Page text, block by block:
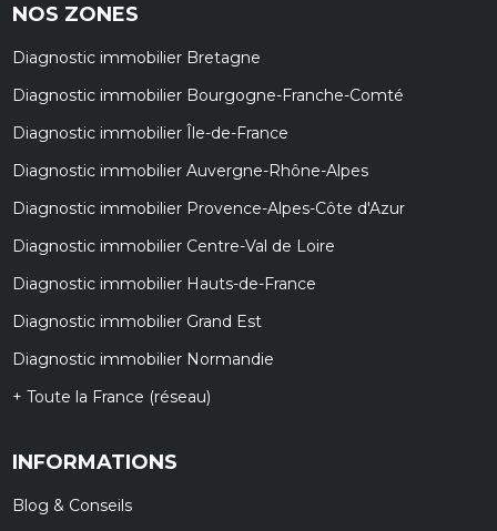
NOS ZONES
Diagnostic immobilier Bretagne
Diagnostic immobilier Bourgogne-Franche-Comté
Diagnostic immobilier Île-de-France
Diagnostic immobilier Auvergne-Rhône-Alpes
Diagnostic immobilier Provence-Alpes-Côte d'Azur
Diagnostic immobilier Centre-Val de Loire
Diagnostic immobilier Hauts-de-France
Diagnostic immobilier Grand Est
Diagnostic immobilier Normandie
+ Toute la France (réseau)
INFORMATIONS
Blog & Conseils